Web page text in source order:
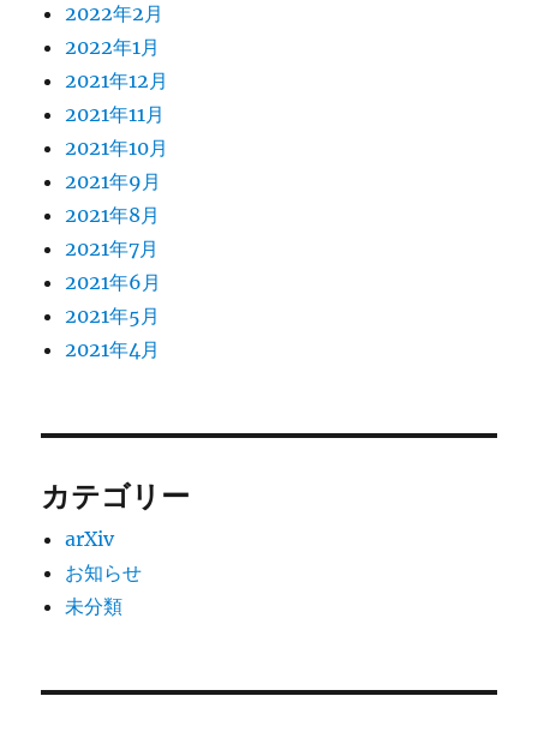
2022年2月
2022年1月
2021年12月
2021年11月
2021年10月
2021年9月
2021年8月
2021年7月
2021年6月
2021年5月
2021年4月
カテゴリー
arXiv
お知らせ
未分類